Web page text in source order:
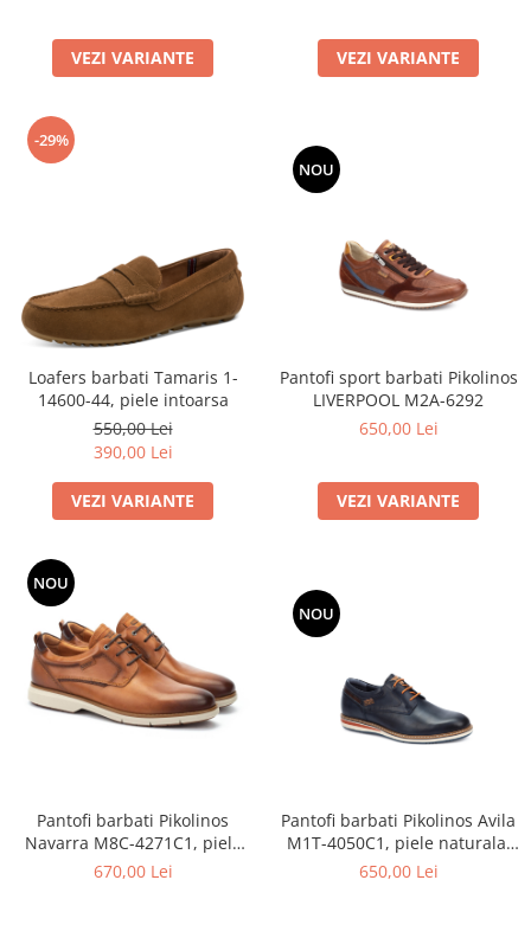
VEZI VARIANTE VEZI VARIANTE
-29%
Loafers barbati Tamaris 1-
14600-44, piele intoarsa
550,00 Lei
390,00 Lei
VEZI VARIANTE
NOU
Pantofi sport barbati Pikolinos
LIVERPOOL M2A-6292
650,00 Lei
VEZI VARIANTE
NOU
Pantofi barbati Pikolinos
Navarra M8C-4271C1, piele
naturala
670,00 Lei
NOU
Pantofi barbati Pikolinos Avila
M1T-4050C1, piele naturala,
bleumarin
650,00 Lei